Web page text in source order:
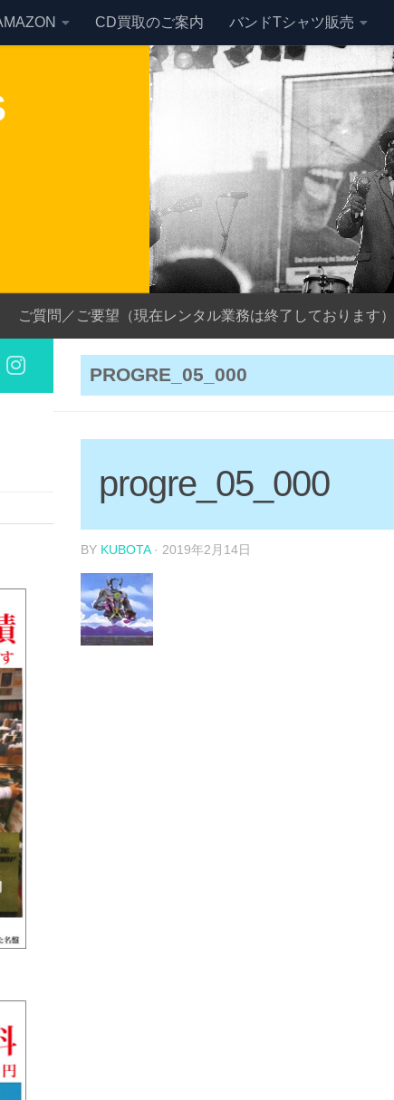
CD買取のご案内 バンドTシャツ販売
ご質問／ご要望（現在レンタル業務は終了しております）
PROGRE_05_000
progre_05_000
BY KUBOTA · 2019年2月14日